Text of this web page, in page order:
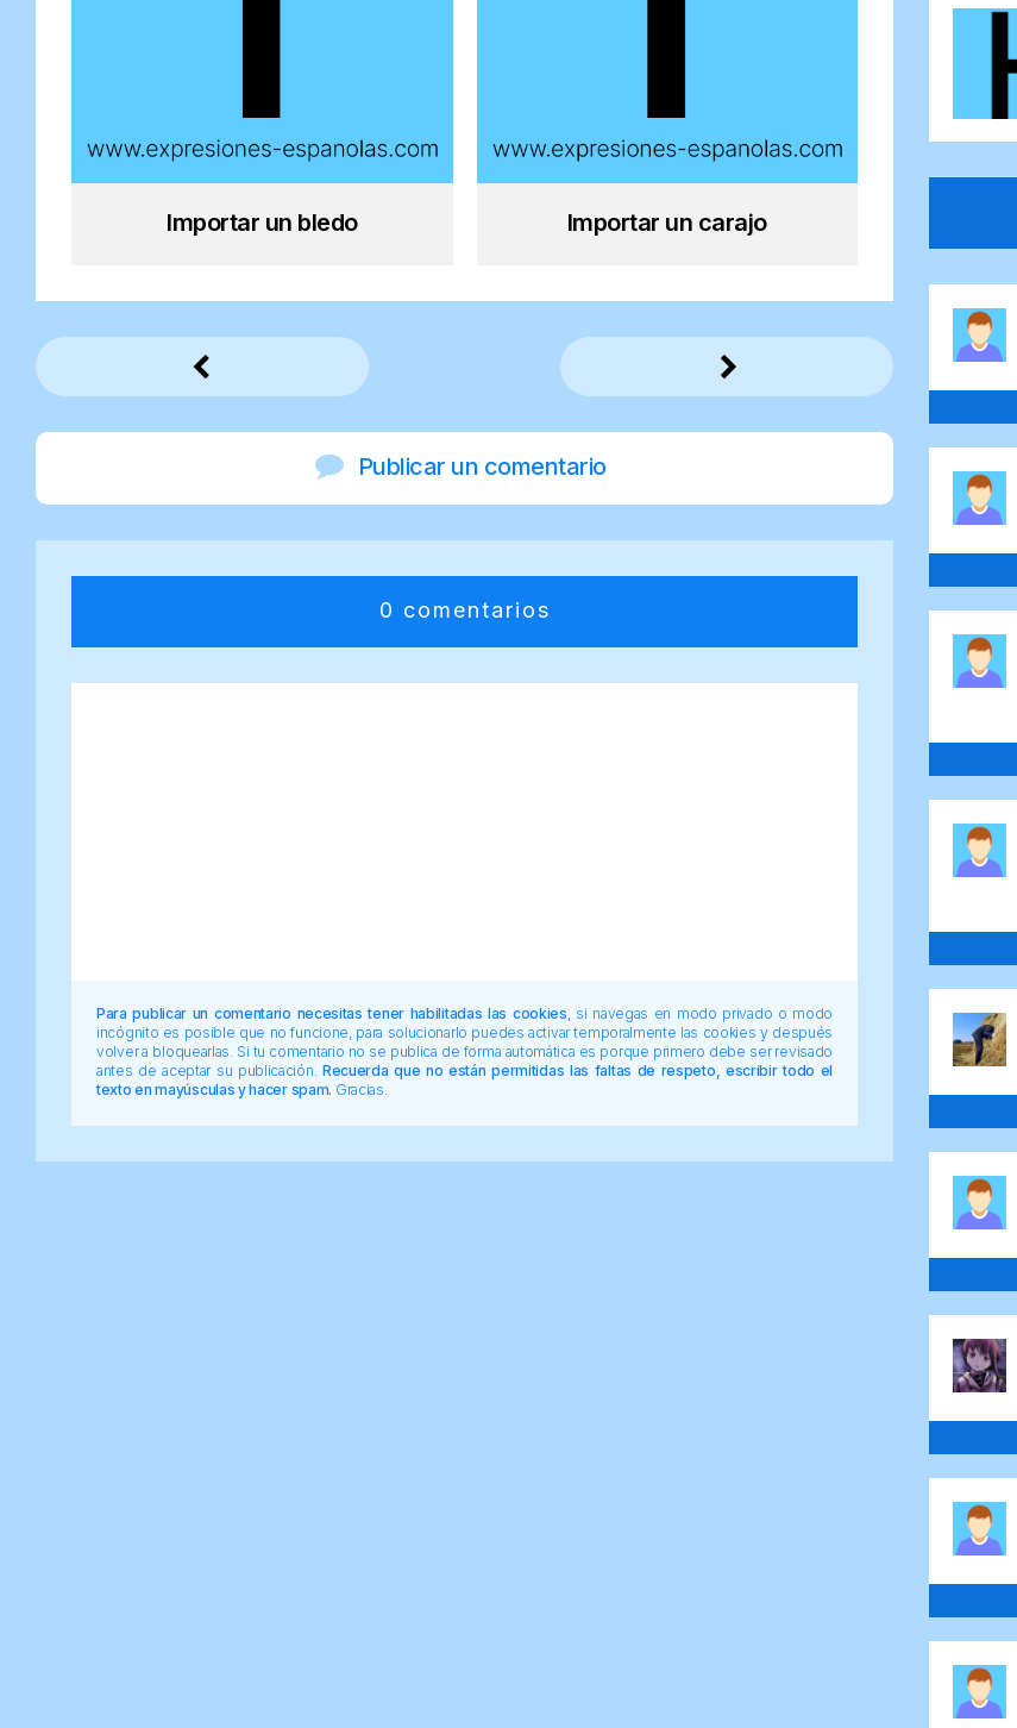
Importar un bledo Importar un carajo
Publicar un comentario
0 comentarios
Para publicar un comentario necesitas tener habilitadas las cookies , si navegas en modo privado o modo
incógnito es posible que no funcione, para solucionarlo puedes activar temporalmente las cookies y después
volver a bloquearlas. Si tu comentario no se publica de forma automática es porque primero debe ser revisado
antes de aceptar su publicación. Recuerda que no están permitidas las faltas de respeto, escribir todo el
texto en mayúsculas y hacer spam. Gracias.